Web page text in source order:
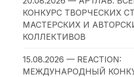
КОНКУРС ТВОРЧЕСКИХ
МАСТЕРСКИХ И
КОЛЛЕКТИВОВ
15.08.2026 — REACTION:
МЕЖДУНАРОДНЫЙ